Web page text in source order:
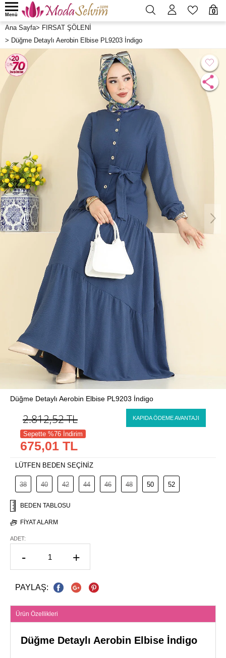
0
Menü
Ana Sayfa> FIRSAT ŞÖLENİ
> Düğme Detaylı Aerobin Elbise PL9203 İndigo
Düğme Detaylı Aerobin Elbise PL9203 İndigo
2.812,52TL KAPIDA ÖDEME AVANTAJI
Sepette %76 İndirim
675,01 TL
LÜTFEN BEDEN SEÇİNİZ
38 40 42 44 46 48 50 52
BEDEN TABLOSU
FIYAT ALARM
ADET:
- +
PAYLAŞ:
Ürün Özellikleri
Düğme Detaylı Aerobin Elbise İndigo